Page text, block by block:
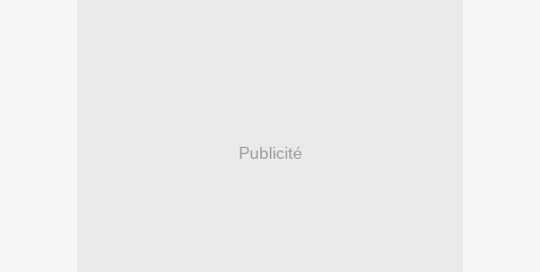
Publicité